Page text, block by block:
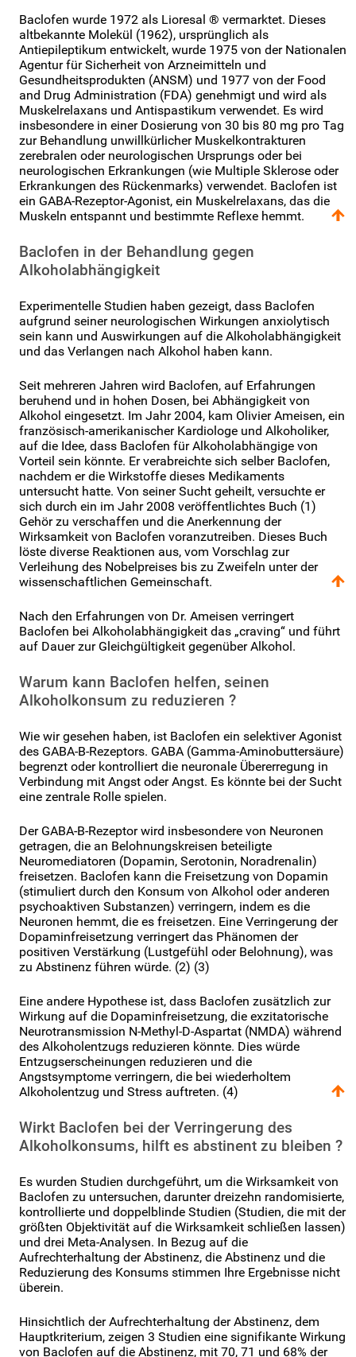
Baclofen wurde 1972 als Lioresal ® vermarktet. Dieses
altbekannte Molekül (1962), ursprünglich als
Antiepileptikum entwickelt, wurde 1975 von der Nationalen
Agentur für Sicherheit von Arzneimitteln und
Gesundheitsprodukten (ANSM) und 1977 von der Food
and Drug Administration (FDA) genehmigt und wird als
Muskelrelaxans und Antispastikum verwendet. Es wird
insbesondere in einer Dosierung von 30 bis 80 mg pro Tag
zur Behandlung unwillkürlicher Muskelkontrakturen
zerebralen oder neurologischen Ursprungs oder bei
neurologischen Erkrankungen (wie Multiple Sklerose oder
Erkrankungen des Rückenmarks) verwendet. Baclofen ist
ein GABA-Rezeptor-Agonist, ein Muskelrelaxans, das die
Muskeln entspannt und bestimmte Reflexe hemmt.
Baclofen in der Behandlung gegen
Alkoholabhängigkeit
Experimentelle Studien haben gezeigt, dass Baclofen
aufgrund seiner neurologischen Wirkungen anxiolytisch
sein kann und Auswirkungen auf die Alkoholabhängigkeit
und das Verlangen nach Alkohol haben kann.
Seit mehreren Jahren wird Baclofen, auf Erfahrungen
beruhend und in hohen Dosen, bei Abhängigkeit von
Alkohol eingesetzt. Im Jahr 2004, kam Olivier Ameisen, ein
französisch-amerikanischer Kardiologe und Alkoholiker,
auf die Idee, dass Baclofen für Alkoholabhängige von
Vorteil sein könnte. Er verabreichte sich selber Baclofen,
nachdem er die Wirkstoffe dieses Medikaments
untersucht hatte. Von seiner Sucht geheilt, versuchte er
sich durch ein im Jahr 2008 veröffentlichtes Buch (1)
Gehör zu verschaffen und die Anerkennung der
Wirksamkeit von Baclofen voranzutreiben. Dieses Buch
löste diverse Reaktionen aus, vom Vorschlag zur
Verleihung des Nobelpreises bis zu Zweifeln unter der
wissenschaftlichen Gemeinschaft.
Nach den Erfahrungen von Dr. Ameisen verringert
Baclofen bei Alkoholabhängigkeit das „craving“ und führt
auf Dauer zur Gleichgültigkeit gegenüber Alkohol.
Warum kann Baclofen helfen, seinen
Alkoholkonsum zu reduzieren ?
Wie wir gesehen haben, ist Baclofen ein selektiver Agonist
des GABA-B-Rezeptors. GABA (Gamma-Aminobuttersäure)
begrenzt oder kontrolliert die neuronale Übererregung in
Verbindung mit Angst oder Angst. Es könnte bei der Sucht
eine zentrale Rolle spielen.
Der GABA-B-Rezeptor wird insbesondere von Neuronen
getragen, die an Belohnungskreisen beteiligte
Neuromediatoren (Dopamin, Serotonin, Noradrenalin)
freisetzen. Baclofen kann die Freisetzung von Dopamin
(stimuliert durch den Konsum von Alkohol oder anderen
psychoaktiven Substanzen) verringern, indem es die
Neuronen hemmt, die es freisetzen. Eine Verringerung der
Dopaminfreisetzung verringert das Phänomen der
positiven Verstärkung (Lustgefühl oder Belohnung), was
zu Abstinenz führen würde. (2) (3)
Eine andere Hypothese ist, dass Baclofen zusätzlich zur
Wirkung auf die Dopaminfreisetzung, die exzitatorische
Neurotransmission N-Methyl-D-Aspartat (NMDA) während
des Alkoholentzugs reduzieren könnte. Dies würde
Entzugserscheinungen reduzieren und die
Angstsymptome verringern, die bei wiederholtem
Alkoholentzug und Stress auftreten. (4)
Wirkt Baclofen bei der Verringerung des
Alkoholkonsums, hilft es abstinent zu bleiben ?
Es wurden Studien durchgeführt, um die Wirksamkeit von
Baclofen zu untersuchen, darunter dreizehn randomisierte,
kontrollierte und doppelblinde Studien (Studien, die mit der
größten Objektivität auf die Wirksamkeit schließen lassen)
und drei Meta-Analysen. In Bezug auf die
Aufrechterhaltung der Abstinenz, die Abstinenz und die
Reduzierung des Konsums stimmen Ihre Ergebnisse nicht
überein.
Hinsichtlich der Aufrechterhaltung der Abstinenz, dem
Hauptkriterium, zeigen 3 Studien eine signifikante Wirkung
von Baclofen auf die Abstinenz, mit 70, 71 und 68% der